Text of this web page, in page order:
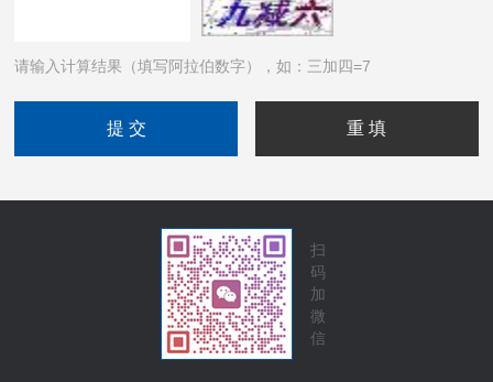
请输入计算结果（填写阿拉伯数字），如：三加四=7
扫
码
加
微
信